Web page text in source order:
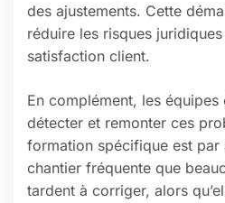
des ajustements. Cette
réduire les risques
satisfaction client.
En complément, les
détecter et remonter ces
formation spécifique est par
chantier fréquente que
tardent à corriger, alors